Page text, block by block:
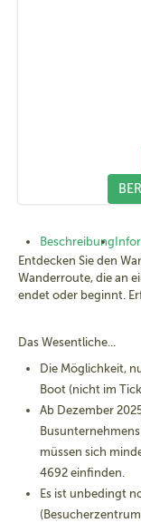
Beschreibung
Entdecken Sie den
Wanderroute, die an
endet oder beginnt.
Das Wesentliche...
Die Möglichkeit,
Boot (nicht im
Ab Dezember
müssen sich
4692 einfinden.
Es ist unbedingt